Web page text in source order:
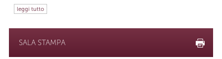
leggi tutto
SALA STAMPA